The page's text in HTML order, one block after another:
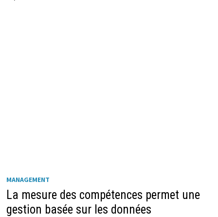
MANAGEMENT
La mesure des compétences permet une
gestion basée sur les données